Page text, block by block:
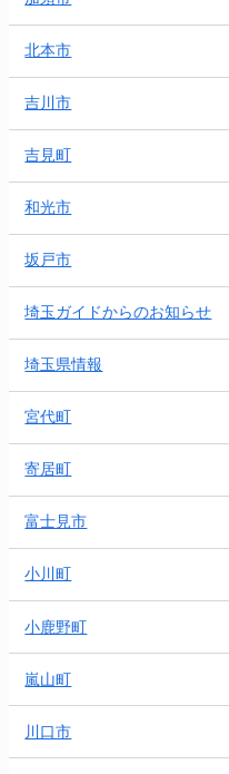
北本市
吉川市
吉見町
和光市
坂戸市
埼玉ガイドからのお知らせ
埼玉県情報
宮代町
寄居町
富士見市
小川町
小鹿野町
嵐山町
川口市